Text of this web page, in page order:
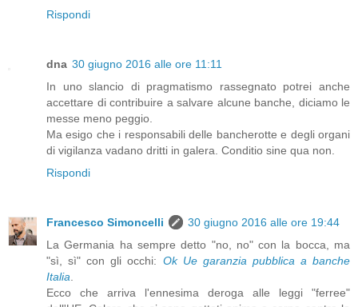
Rispondi
dna 30 giugno 2016 alle ore 11:11
In uno slancio di pragmatismo rassegnato potrei anche
accettare di contribuire a salvare alcune banche, diciamo le
messe meno peggio.
Ma esigo che i responsabili delle bancherotte e degli organi
di vigilanza vadano dritti in galera. Conditio sine qua non.
Rispondi
Francesco Simoncelli
30 giugno 2016 alle ore 19:44
La Germania ha sempre detto "no, no" con la bocca, ma
"sì, sì" con gli occhi: Ok Ue garanzia pubblica a banche
Italia
Ecco che arriva l'ennesima deroga alle leggi "ferree"